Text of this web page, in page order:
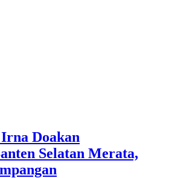
Doakan
Selatan Merata,